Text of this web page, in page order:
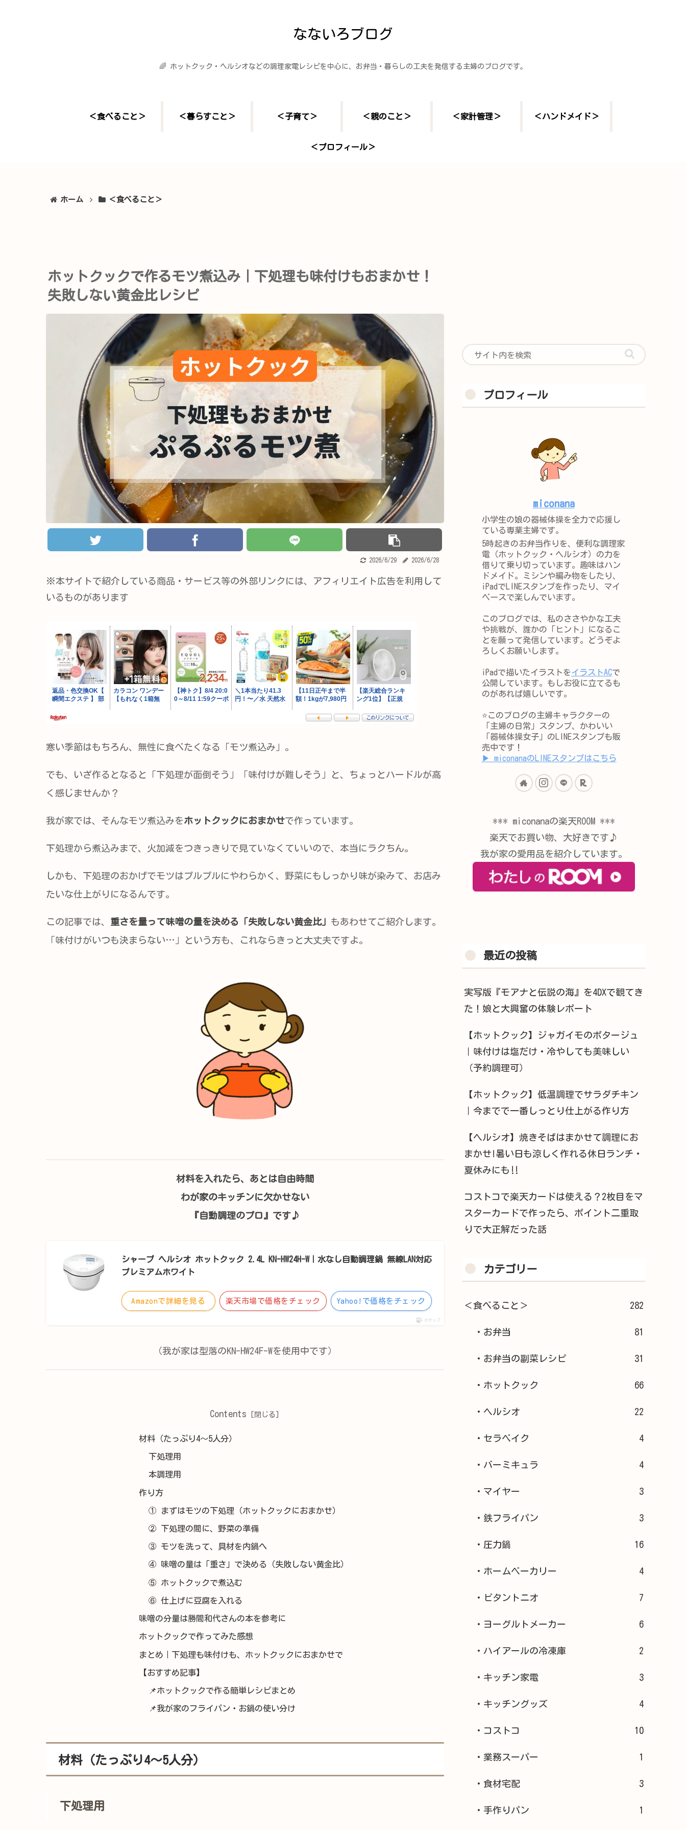
なないろブログ
🌈 ホットクック・ヘルシオなどの調理家電レシピを中心に、お弁当・暮らしの工夫を発信する主婦のブログです。
＜食べること＞ ＜暮らすこと＞ ＜子育て＞ ＜親のこと＞ ＜家計管理＞ ＜ハンドメイド＞
＜プロフィール＞
ホーム ＜食べること＞
ホットクックで作るモツ煮込み｜下処理も味付けもおまかせ！
失敗しない黄金比レシピ
2026/6/29 2026/6/28
※本サイトで紹介している商品・サービス等の外部リンクには、アフィリエイト広告を利用して
いるものがあります
寒い季節はもちろん、無性に食べたくなる「モツ煮込み」。
でも、いざ作るとなると「下処理が面倒そう」「味付けが難しそう」と、ちょっとハードルが高
く感じませんか？
我が家では、そんなモツ煮込みをホットクックにおまかせで作っています。
下処理から煮込みまで、火加減をつきっきりで見ていなくていいので、本当にラクちん。
しかも、下処理のおかげでモツはプルプルにやわらかく、野菜にもしっかり味が染みて、お店み
たいな仕上がりになるんです。
この記事では、 重さを量って味噌の量を決める「失敗しない黄金比」 もあわせてご紹介します。
「味付けがいつも決まらない…」という方も、これならきっと大丈夫ですよ。
材料を入れたら、あとは自由時間
わが家のキッチンに欠かせない
『自動調理のプロ』です♪
シャープ ヘルシオ ホットクック 2.4L KN-HW24H-W｜水なし自動調理鍋 無線LAN対応
プレミアムホワイト
Amazonで詳細を見る 楽天市場で価格をチェック Yahoo!で価格をチェック
ポチップ
（我が家は型落のKN-HW24F-Wを使用中です）
Contents
材料（たっぷり4〜5人分）
下処理用
本調理用
作り方
① まずはモツの下処理（ホットクックにおまかせ）
② 下処理の間に、野菜の準備
③ モツを洗って、具材を内鍋へ
④ 味噌の量は「重さ」で決める（失敗しない黄金比）
⑤ ホットクックで煮込む
⑥ 仕上げに豆腐を入れる
味噌の分量は勝間和代さんの本を参考に
ホットクックで作ってみた感想
まとめ｜下処理も味付けも、ホットクックにおまかせで
【おすすめ記事】
📌ホットクックで作る簡単レシピまとめ
📌我が家のフライパン・お鍋の使い分け
材料（たっぷり4〜5人分）
下処理用
プロフィール
miconana
小学生の娘の器械体操を全力で応援し
ている専業主婦です。
5時起きのお弁当作りを、便利な調理家
電（ホットクック・ヘルシオ）の力を
借りて乗り切っています。趣味はハン
ドメイド。ミシンや編み物をしたり、
iPadでLINEスタンプを作ったり、マイ
ペースで楽しんでいます。
このブログでは、私のささやかな工夫
や挑戦が、誰かの「ヒント」になるこ
とを願って発信しています。どうぞよ
ろしくお願いします。
iPadで描いたイラストをイラストACで
公開しています。もしお役に立てるも
のがあれば嬉しいです。
⭐️このブログの主婦キャラクターの
「主婦の日常」スタンプ、かわいい
「器械体操女子」のLINEスタンプも販
売中です！
▶︎ miconanaのLINEスタンプはこちら
*** miconanaの楽天ROOM ***
楽天でお買い物、大好きです♪
我が家の愛用品を紹介しています。
最近の投稿
実写版『モアナと伝説の海』を4DXで観てき
た！娘と大興奮の体験レポート
【ホットクック】ジャガイモのポタージュ
｜味付けは塩だけ・冷やしても美味しい
（予約調理可）
【ホットクック】低温調理でサラダチキン
｜今までで一番しっとり仕上がる作り方
【ヘルシオ】焼きそばはまかせて調理にお
まかせ!暑い日も涼しく作れる休日ランチ・
夏休みにも‼︎
コストコで楽天カードは使える？2枚目をマ
スターカードで作ったら、ポイント二重取
りで大正解だった話
カテゴリー
＜食べること＞ 282
・お弁当 81
・お弁当の副菜レシピ 31
・ホットクック 66
・ヘルシオ 22
・セラベイク 4
・バーミキュラ 4
・マイヤー 3
・鉄フライパン 3
・圧力鍋 16
・ホームベーカリー 4
・ビタントニオ 7
・ヨーグルトメーカー 6
・ハイアールの冷凍庫 2
・キッチン家電 3
・キッチングッズ 4
・コストコ 10
・業務スーパー 1
・食材宅配 3
・手作りパン 1